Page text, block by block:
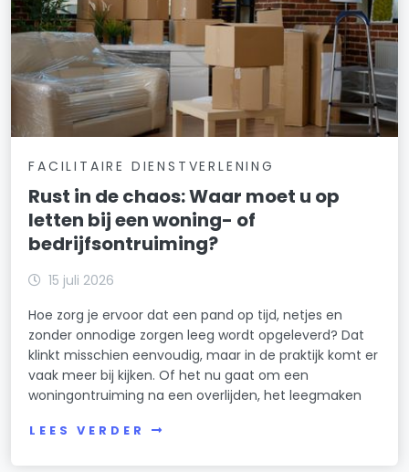
FACILITAIRE DIENSTVERLENING
Rust in de chaos: Waar moet u op
letten bij een woning- of
bedrijfsontruiming?
15 juli 2026
Hoe zorg je ervoor dat een pand op tijd, netjes en
zonder onnodige zorgen leeg wordt opgeleverd? Dat
klinkt misschien eenvoudig, maar in de praktijk komt er
vaak meer bij kijken. Of het nu gaat om een
woningontruiming na een overlijden, het leegmaken
LEES VERDER